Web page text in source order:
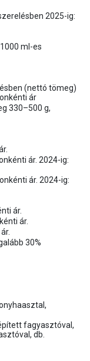
2025-ig:
ml-es
(nettó tömeg)
ár
330–500 g,
ár. 2024-ig:
ár. 2024-ig:
ár.
ár.
30%
fagyasztóval,
db.